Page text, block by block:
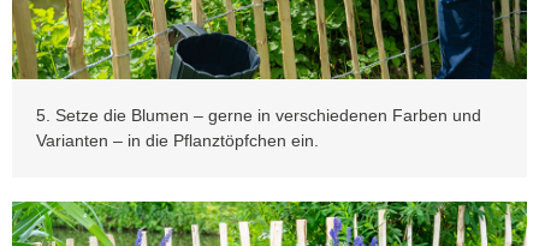
5. Setze die Blumen – gerne in verschiedenen Farben und
Varianten – in die Pflanztöpfchen ein.